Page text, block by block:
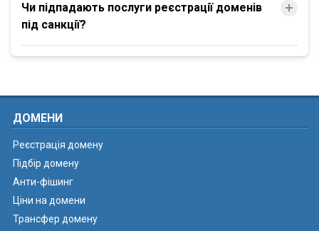
Чи підпадають послуги реєстрації доменів
під санкції?
ДОМЕНИ
Реєстрація домену
Підбір домену
Анти-фішинг
Ціни на домени
Трансфер домену